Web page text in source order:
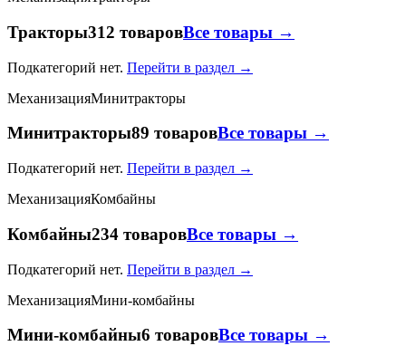
Тракторы312 товаровВсе товары →
Подкатегорий нет. Перейти в раздел →
МеханизацияМинитракторы
Минитракторы89 товаровВсе товары →
Подкатегорий нет. Перейти в раздел →
МеханизацияКомбайны
Комбайны234 товаровВсе товары →
Подкатегорий нет. Перейти в раздел →
МеханизацияМини-комбайны
Мини-комбайны6 товаровВсе товары →